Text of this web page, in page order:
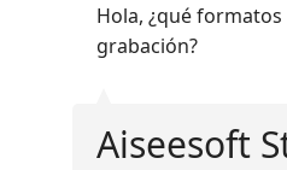
Hola, ¿qué
grabación?
Aiseesoft